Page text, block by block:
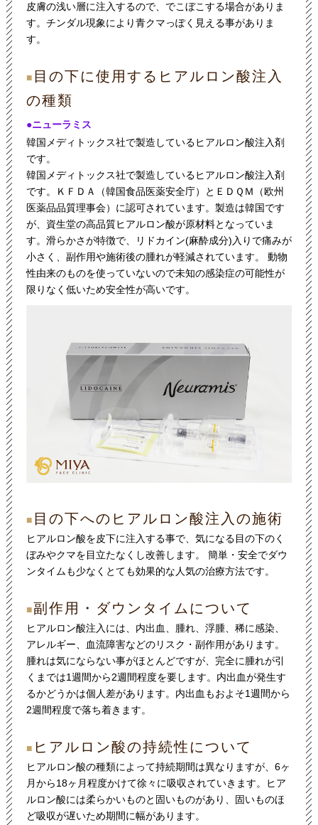
皮膚の浅い層に注入するので、でこぼこする場合がありま
す。チンダル現象により青クマっぽく見える事がありま
す。
■ 目の下に使用するヒアルロン酸注入
の種類
●ニューラミス
韓国メディトックス社で製造しているヒアルロン酸注入剤
です。
韓国メディトックス社で製造しているヒアルロン酸注入剤
です。ＫＦＤＡ（韓国食品医薬安全庁）とＥＤＱＭ（欧州
医薬品品質理事会）に認可されています。製造は韓国です
が、資生堂の高品質ヒアルロン酸が原材料となっていま
す。滑らかさが特徴で、リドカイン(麻酔成分)入りで痛みが
小さく、副作用や施術後の腫れが軽減されています。 動物
性由来のものを使っていないので未知の感染症の可能性が
限りなく低いため安全性が高いです。
■ 目の下へのヒアルロン酸注入の施術
ヒアルロン酸を皮下に注入する事で、気になる目の下のく
ぼみやクマを目立たなくし改善します。 簡単・安全でダウ
ンタイムも少なくとても効果的な人気の治療方法です。
■副作用・ダウンタイムについて
ヒアルロン酸注入には、内出血、腫れ、浮腫、稀に感染、
アレルギー、血流障害などのリスク・副作用があります。
腫れは気にならない事がほとんどですが、完全に腫れが引
くまでは1週間から2週間程度を要します。内出血が発生す
るかどうかは個人差があります。内出血もおよそ1週間から
2週間程度で落ち着きます。
■ ヒアルロン酸の持続性について
ヒアルロン酸の種類によって持続期間は異なりますが、6ヶ
月から18ヶ月程度かけて徐々に吸収されていきます。ヒア
ルロン酸には柔らかいものと固いものがあり、固いものほ
ど吸収が遅いため期間に幅があります。